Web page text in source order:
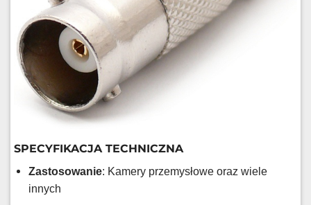
SPECYFIKACJA TECHNICZNA
Zastosowanie: Kamery przemysłowe oraz wiele
innych